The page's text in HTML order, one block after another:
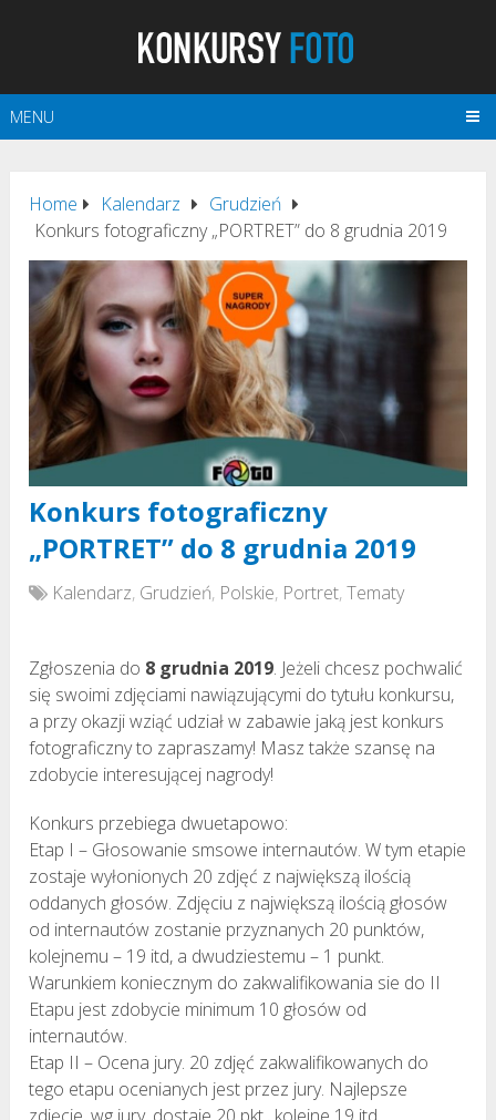
MENU
Home Kalendarz
Grudzień
Konkurs fotograficzny „PORTRET” do 8 grudnia 2019
Konkurs fotograficzny
„PORTRET” do 8 grudnia 2019
Kalendarz, Grudzień, Polskie, Portret,Tematy
Zgłoszenia do 8 grudnia 2019. Jeżeli chcesz pochwalić
się swoimi zdjęciami nawiązującymi do tytułu konkursu,
a przy okazji wziąć udział w zabawie jaką jest konkurs
fotograficzny to zapraszamy! Masz także szansę na
zdobycie interesującej nagrody!
Konkurs przebiega dwuetapowo:
Etap I – Głosowanie smsowe internautów. W tym etapie
zostaje wyłonionych 20 zdjęć z największą ilością
oddanych głosów. Zdjęciu z największą ilością głosów
od internautów zostanie przyznanych 20 punktów,
kolejnemu – 19 itd, a dwudziestemu – 1 punkt.
Warunkiem koniecznym do zakwalifikowania sie do II
Etapu jest zdobycie minimum 10 głosów od
internautów.
Etap II – Ocena jury. 20 zdjęć zakwalifikowanych do
tego etapu ocenianych jest przez jury. Najlepsze